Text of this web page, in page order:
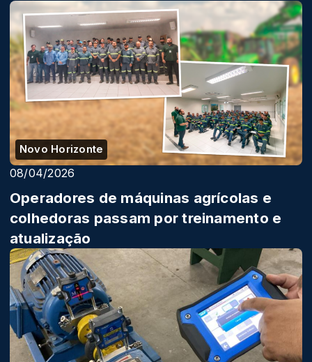
Novo Horizonte
08/04/2026
Operadores de máquinas agrícolas e
colhedoras passam por treinamento e
atualização